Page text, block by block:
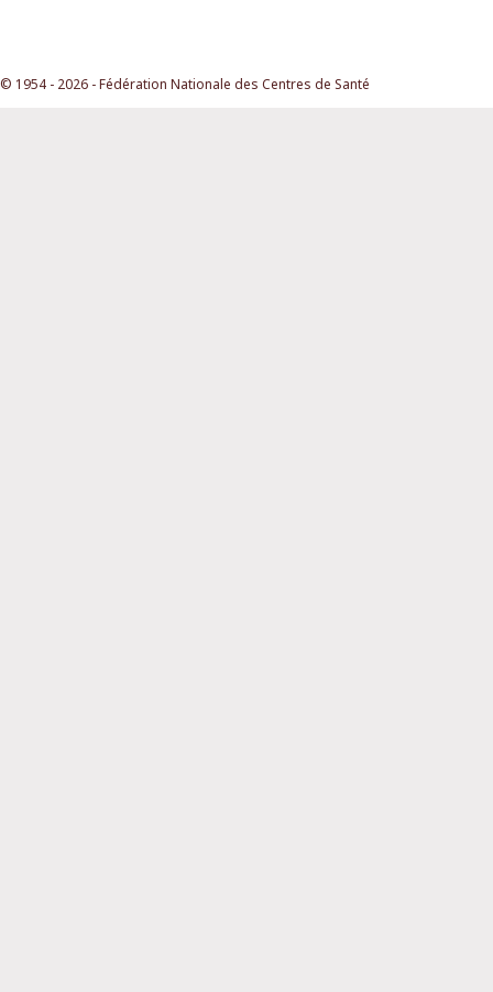
© 1954 - 2026 - Fédération Nationale des Centres de Santé